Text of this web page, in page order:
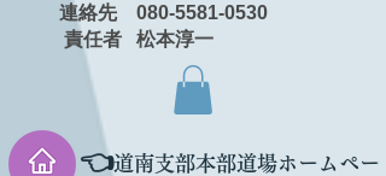
連絡先 080-5581-0530
責任者 松本淳一
👈道南支部本部道場ホームペー